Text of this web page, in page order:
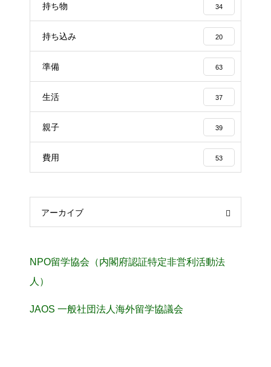
持ち物 34
持ち込み 20
準備 63
生活 37
親子 39
費用 53
アーカイブ
NPO留学協会（内閣府認証特定非営利活動法
人）
JAOS 一般社団法人海外留学協議会